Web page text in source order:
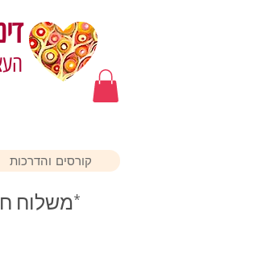
קורסים והדרכות
*משלוח